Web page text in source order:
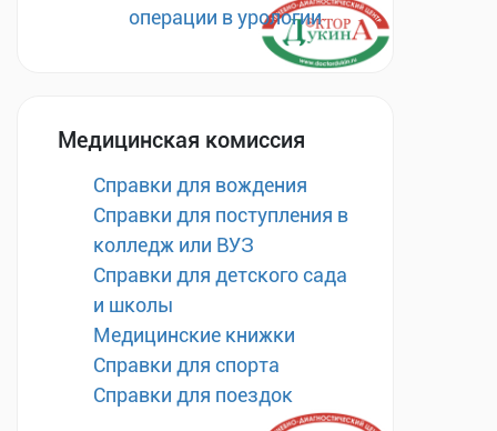
операции в урологии
Медицинская комиссия
Справки для вождения
Справки для поступления в
колледж или ВУЗ
Справки для детского сада
и школы
Медицинские книжки
Справки для спорта
Справки для поездок